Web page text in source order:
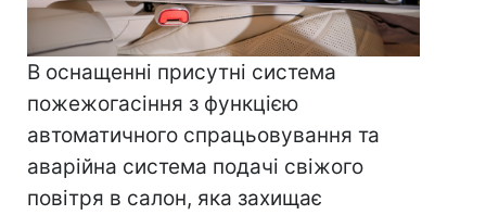
В оснащенні присутні система
пожежогасіння з функцією
автоматичного спрацьовування та
аварійна система подачі свіжого
повітря в салон, яка захищає